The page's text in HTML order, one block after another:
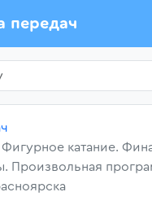
передач
катание.
Произвольная